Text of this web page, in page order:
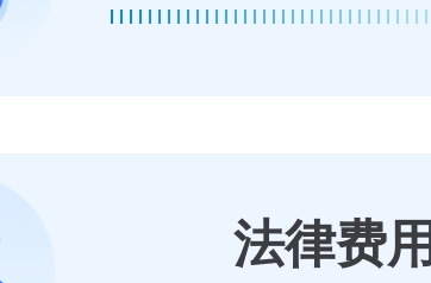
法律费用